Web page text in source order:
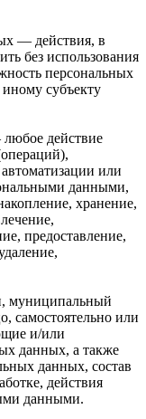
— действия, в
без использования
персональных
субъекту
действие
или
данными,
хранение,
предоставление,
муниципальный
самостоятельно или
и/или
данных, а также
данных, состав
действия
данными.